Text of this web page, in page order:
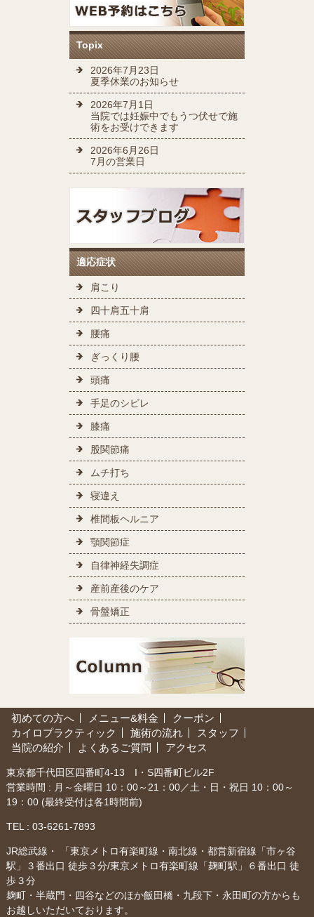
Topix
2026年7月23日
夏季休業のお知らせ
2026年7月1日
当院では妊娠中でもうつ伏せで施
術をお受けできます
2026年6月26日
7月の営業日
適応症状
肩こり
四十肩五十肩
腰痛
ぎっくり腰
頭痛
手足のシビレ
膝痛
股関節痛
ムチ打ち
寝違え
椎間板ヘルニア
顎関節症
自律神経失調症
産前産後のケア
骨盤矯正
初めての方へ メニュー&料金
クーポン
カイロプラクティック
施術の流れ
スタッフ
当院の紹介
よくあるご質問 アクセス
東京都千代田区四番町4-13 I・S四番町ビル2F
営業時間 : 月～金曜日 10：00～21：00／土・日・祝日 10：00～
19：00 (最終受付は各1時間前)
TEL : 03-6261-7893
JR総武線・ 「東京メトロ有楽町線・南北線・都営新宿線「市ヶ谷
駅」３番出口 徒歩３分/東京メトロ有楽町線「麹町駅」６番出口 徒
歩３分
麹町・半蔵門・四谷などのほか飯田橋・九段下・永田町の方からも
お越しいただいております。